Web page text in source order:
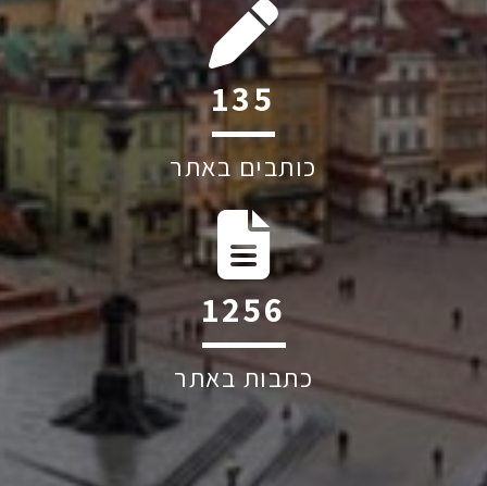
212
כותבים באתר
1971
כתבות באתר